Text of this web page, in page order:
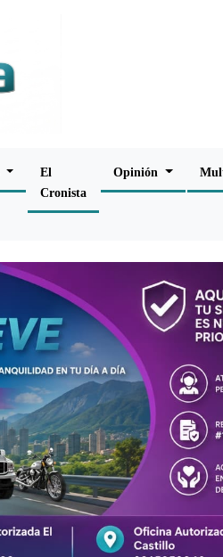
El
Cronista
Opinión